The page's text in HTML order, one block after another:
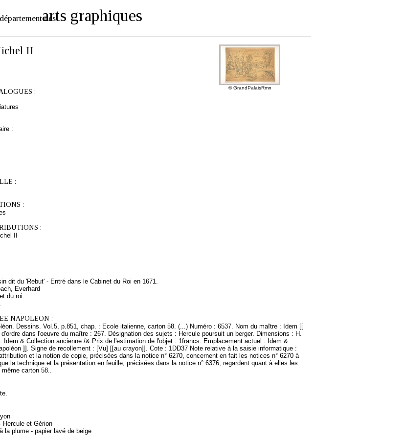
des
arts graphiques
© GrandPalaisRmn
II
:
:
:
:
:
II
dit du 'Rebut' - Entré dans le Cabinet du Roi en 1671.
Everhard
du roi
NAPOLEON :
Dessins. Vol.5, p.851, chap. : Ecole italienne, carton 58. (...) Numéro : 6537. Nom du maître : Idem [[
dans l'oeuvre du maître : 267. Désignation des sujets : Hercule poursuit un berger. Dimensions : H.
Idem & Collection ancienne /&.Prix de l'estimation de l'objet : 1francs. Emplacement actuel : Idem &
]]. Signe de recollement : [Vu] [[au crayon]]. Cote : 1DD37 Note relative à la saisie informatique :
et la notion de copie, précisées dans la notice n° 6270, concernent en fait les notices n° 6270 à
la technique et la présentation en feuille, précisées dans la notice n° 6376, regardent quant à elles les
même carton 58..
et Gérion
la plume - papier lavé de beige